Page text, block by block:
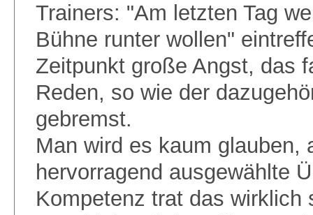
Trainers: "Am letzten Tag
Bühne runter wollen"
Zeitpunkt große Angst, das
Reden, so wie der
gebremst.
Man wird es kaum glauben,
hervorragend ausgewählte
Kompetenz trat das wirklich